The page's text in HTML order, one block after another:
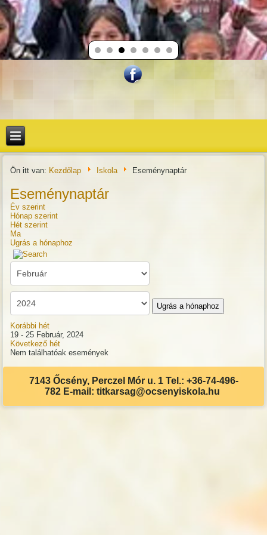
Ön itt van: Kezdőlap Iskola Eseménynaptár
Eseménynaptár
Év szerint
Hónap szerint
Hét szerint
Ma
Ugrás a hónaphoz
Ugrás a hónaphoz
Korábbi hét
19 - 25 Február, 2024
Következő hét
Nem találhatóak események
7143 Őcsény, Perczel Mór u. 1 Tel.: +36-74-496-
782 E-mail: titkarsag@ocsenyiskola.hu